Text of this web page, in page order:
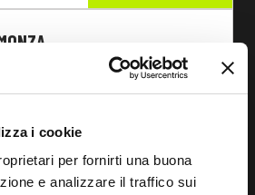
i cookie
per fornirti una buona
e analizzare il traffico sui